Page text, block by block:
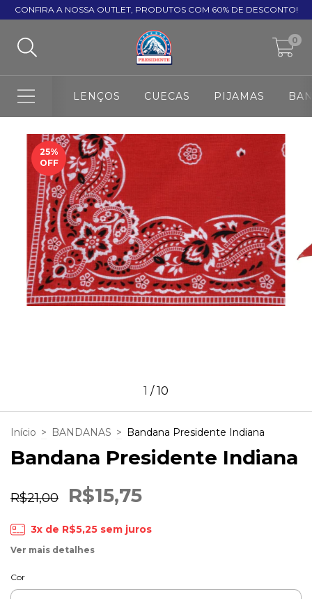
CONFIRA A NOSSA OUTLET, PRODUTOS COM 60% DE DESCONTO!
0
LENÇOS CUECAS PIJAMAS
25%
OFF
1 /10
Início > BANDANAS > Bandana Presidente Indiana
Bandana Presidente Indiana
R$21,00 R$15,75
3x de R$5,25sem juros
Ver mais detalhes
Cor